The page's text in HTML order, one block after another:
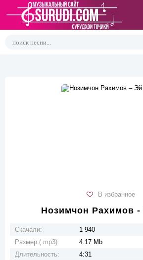
В избранное
Нозимчон Рахимов -
Скачали:
1 940
Размер (.mp3):
4.17 Mb
Длительность:
4:31